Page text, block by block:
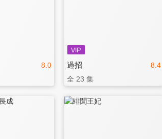
8.0 8.4
過招
全 23 集